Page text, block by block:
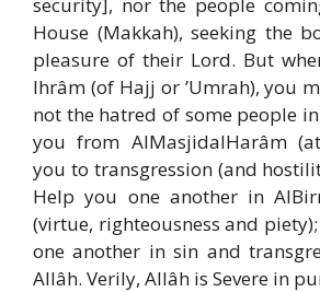
House (Makkah), seeking the
pleasure of their Lord. But
Ihrâm (of Hajj or ’Umrah), you
not the hatred of some people
you from Al­Masjid­al­Harâm
you to transgression (and
Help you one another in
(virtue, righteousness and
one another in sin and
Allâh. Verily, Allâh is Severe in